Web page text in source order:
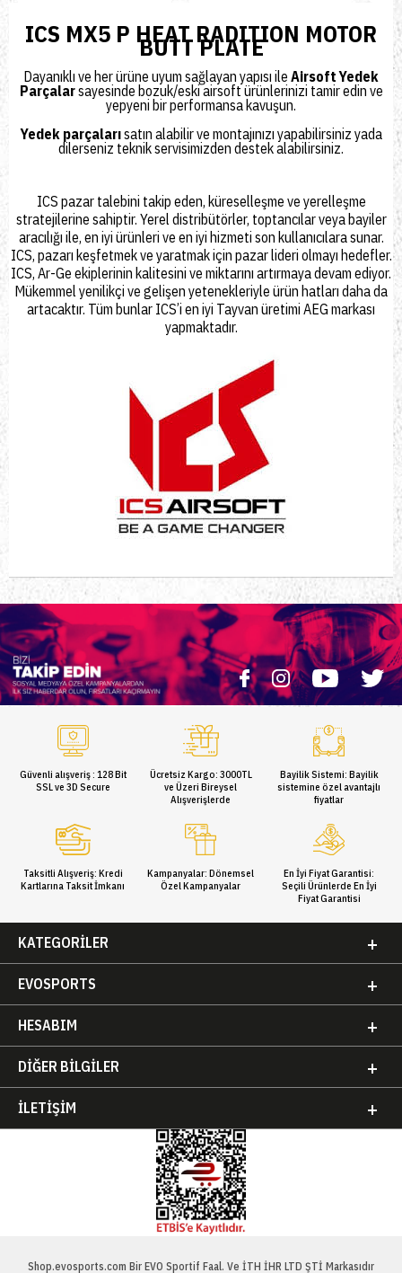
​ICS MX5 P HEAT RADITION MOTOR
BUTT PLATE
Dayanıklı ve her ürüne uyum sağlayan yapısı ile Airsoft Yedek
Parçalarsayesinde bozuk/eski airsoft ürünlerinizi tamir edin ve
yepyeni bir performansa kavuşun.
Yedek parçalarısatın alabilir ve montajınızı yapabilirsiniz yada
dilerseniz teknik servisimizden destek alabilirsiniz.
ICS pazar talebini takip eden, küreselleşme ve yerelleşme
stratejilerine sahiptir. Yerel distribütörler, toptancılar veya bayiler
aracılığı ile, en iyi ürünleri ve en iyi hizmeti son kullanıcılara sunar.
ICS, pazarı keşfetmek ve yaratmak için pazar lideri olmayı hedefler.
ICS, Ar-Ge ekiplerinin kalitesini ve miktarını artırmaya devam ediyor.
Mükemmel yenilikçi ve gelişen yetenekleriyle ürün hatları daha da
artacaktır. Tüm bunlar ICS’i en iyi Tayvan üretimi AEG markası
yapmaktadır.
Güvenli alışveriş : 128 Bit
SSL ve 3D Secure
Ücretsiz Kargo: 3000TL
ve Üzeri Bireysel
Alışverişlerde
Bayilik Sistemi: Bayilik
sistemine özel avantajlı
fiyatlar
Taksitli Alışveriş: Kredi
Kartlarına Taksit İmkanı
Kampanyalar: Dönemsel
Özel Kampanyalar
En İyi Fiyat Garantisi:
Seçili Ürünlerde En İyi
Fiyat Garantisi
KATEGORILER
EVOSPORTS
HESABIM
DIĞER BILGILER
İLETIŞIM
Shop.evosports.com Bir EVO Sportif Faal. Ve İTH İHR LTD ŞTİ Markasıdır